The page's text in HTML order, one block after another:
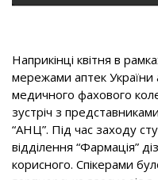
Наприкінці квітня в
мережами аптек України
медичного фахового
зустріч з
“АНЦ”. Під час заходу
відділення “Фармація”
корисного. Спікерами